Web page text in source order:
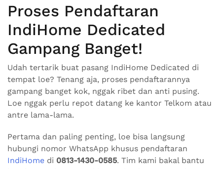
Proses Pendaftaran
IndiHome Dedicated
Gampang Banget!
Udah tertarik buat pasang IndiHome Dedicated di
tempat loe? Tenang aja, proses pendaftarannya
gampang banget kok, nggak ribet dan anti pusing.
Loe nggak perlu repot datang ke kantor Telkom atau
antre lama-lama.
Pertama dan paling penting, loe bisa langsung
hubungi nomor WhatsApp khusus pendaftaran
IndiHome di 0813-1430-0585. Tim kami bakal bantu